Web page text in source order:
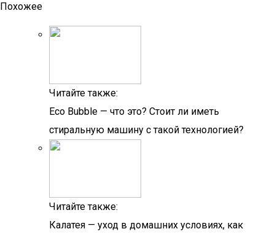
Похожее
Читайте также:
Eco Bubble — что это? Стоит ли иметь
стиральную машину с такой технологией?
Читайте также:
Калатея — уход в домашних условиях, как